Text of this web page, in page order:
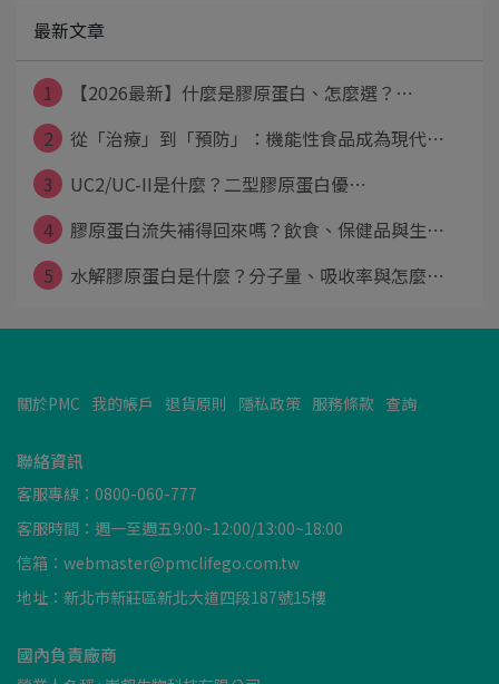
最新文章
1
【2026最新】什麼是膠原蛋白、怎麼選？⋯
2
從「治療」到「預防」：機能性食品成為現代⋯
3
UC2/UC-II是什麼？二型膠原蛋白優⋯
4
膠原蛋白流失補得回來嗎？飲食、保健品與生⋯
5
水解膠原蛋白是什麼？分子量、吸收率與怎麼⋯
關於PMC 我的帳戶 退貨原則 隱私政策 服務條款 查詢
聯絡資訊
客服專線：0800-060-777
客服時間：週一至週五9:00~12:00/13:00~18:00
信箱：webmaster@pmclifego.com.tw
地址：新北市新莊區新北大道四段187號15樓
國內負責廠商